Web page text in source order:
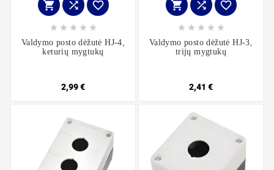
  
    
Valdymo posto dėžutė HJ-4,
keturių mygtukų
2,99 €
  
    
Valdymo posto dėžutė HJ-3,
trijų mygtukų
2,41 €